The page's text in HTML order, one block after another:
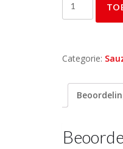
aantal
Categorie: